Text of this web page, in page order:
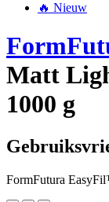
🔥 Nieuw
Matt
1000 g
FormFutura